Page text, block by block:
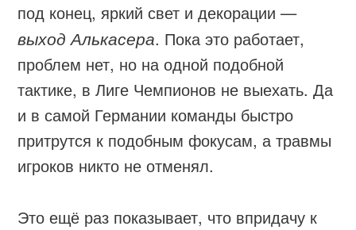
под конец, яркий свет и декорации —
выход Алькасера. Пока это работает,
проблем нет, но на одной подобной
тактике, в Лиге Чемпионов не выехать. Да
и в самой Германии команды быстро
притрутся к подобным фокусам, а травмы
игроков никто не отменял.
Это ещё раз показывает, что впридачу к